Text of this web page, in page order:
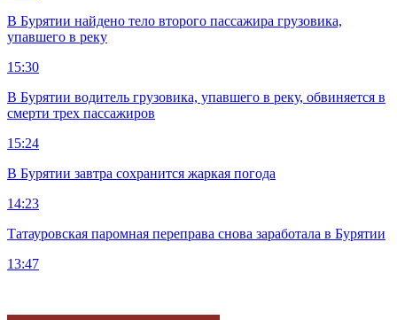
В Бурятии найдено тело второго пассажира грузовика,
упавшего в реку
15:30
В Бурятии водитель грузовика, упавшего в реку, обвиняется в
смерти трех пассажиров
15:24
В Бурятии завтра сохранится жаркая погода
14:23
Татауровская паромная переправа снова заработала в Бурятии
13:47